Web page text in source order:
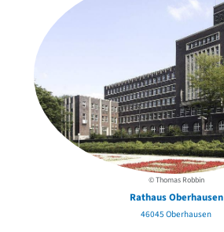
© Thomas Robbin
Rathaus Oberhausen
46045 Oberhausen